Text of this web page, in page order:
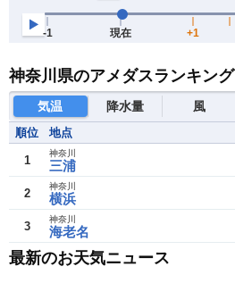
神奈川県のアメダスランキング
気温 降水量 風
順位 地点
1 三浦
神奈川
2 横浜
神奈川
3 海老名
神奈川
最新のお天気ニュース